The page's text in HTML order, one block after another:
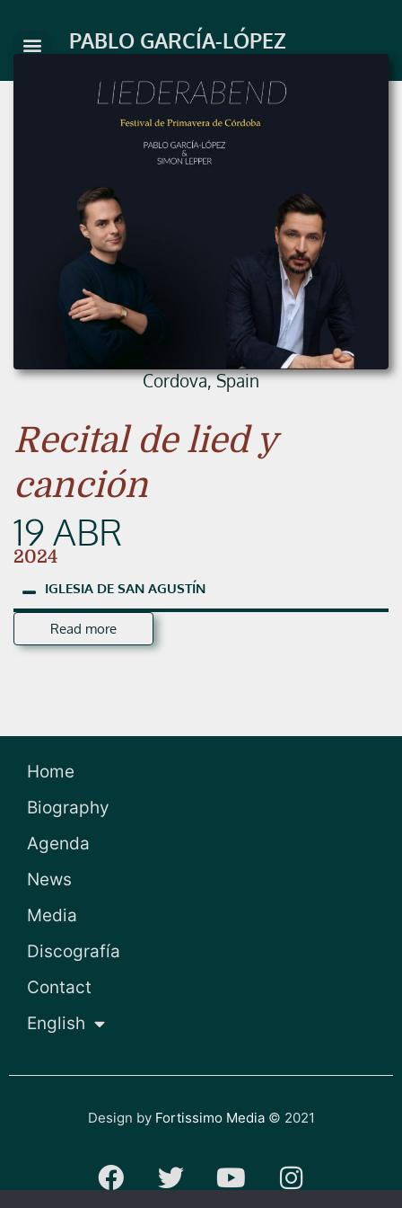
content
PABLO GARCÍA-LÓPEZ
Cordova, Spain
Recital de lied y
canción
19 ABR
2024
IGLESIA DE SAN AGUSTÍN
Read more
Home
Biography
Agenda
News
Media
Discografía
Contact
English
Design by Fortissimo Media© 2021
F
T
Y
I